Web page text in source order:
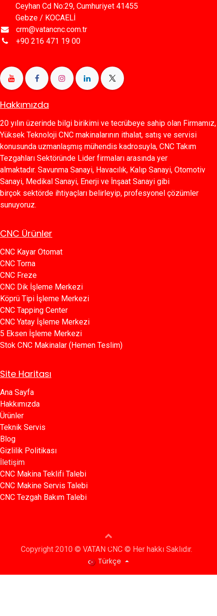
Ceyhan Cd No:29, Cumhuriyet 41455
Gebze / KOCAELİ
crm@vatancnc.com.tr
+90 216 471 19 00
Hakkımızda
20 yılın üzerinde bilgi birikimi ve tecrübeye sahip olan Firmamız,
Yüksek Teknoloji CNC makinalarının ithalat, satış ve servisi
konusunda uzmanlaşmış mühendis kadrosuyla, CNC Takım
Tezgahları Sektöründe Lider firmaları arasında yer
almaktadır. Savunma Sanayi, Havacılık, Kalıp Sanayi, Otomotiv
Sanayi, Medikal Sanayi, Enerji ve İnşaat Sanayi gibi
birçok sektörde ihtiyaçları belirleyip, profesyonel çözümler
sunuyoruz.
CNC Ürünler
CNC Kayar Otomat
CNC Torna
CNC Freze
CNC Dik İşleme Merkezi
Köprü Tipi İşleme Merkezi
C​​NC Tapping Center
CNC Yatay İşleme Merkezi
5 Eksen İşleme Merkezi
Stok CNC Makinalar (Hemen Teslim)
Site Haritası
Ana Sayfa​​
Hakkımızda
Ürünler​
Teknik Servis
Blog​​
Gizlilik Politikası​​
İletişim
CNC Makina Teklifi Talebi
CNC Makine Servis Talebi
CNC Tezgah Bakım Talebi
Copyright 2010 © VATAN CNC © Her hakkı Saklıdır.
Türkçe